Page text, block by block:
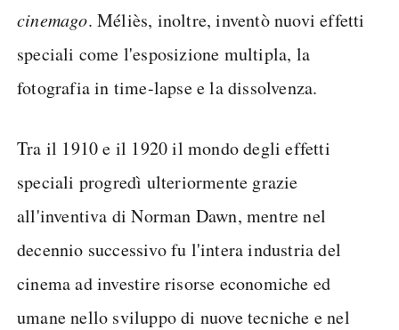
cinemago. Méliès, inoltre, inventò nuovi effetti
speciali come l'esposizione multipla, la
fotografia in time-lapse e la dissolvenza.
Tra il 1910 e il 1920 il mondo degli effetti
speciali progredì ulteriormente grazie
all'inventiva di Norman Dawn, mentre nel
decennio successivo fu l'intera industria del
cinema ad investire risorse economiche ed
umane nello sviluppo di nuove tecniche e nel